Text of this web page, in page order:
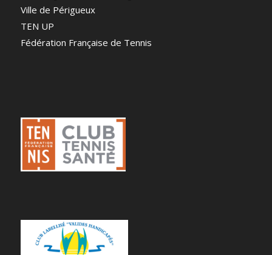
Ville de Périgueux
TEN UP
Fédération Française de Tennis